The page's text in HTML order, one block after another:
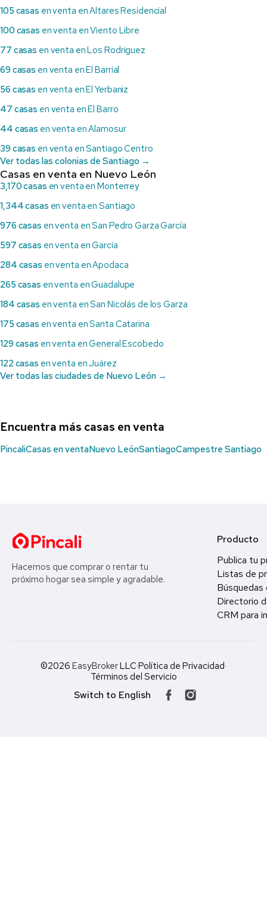
105 casas en venta en Altares Residencial
100 casas en venta en Viento Libre
77 casas en venta en Los Rodriguez
69 casas en venta en El Barrial
56 casas en venta en El Yerbaniz
47 casas en venta en El Barro
44 casas en venta en Alamosur
39 casas en venta en Santiago Centro
Ver todas las colonias de Santiago →
Casas en venta en Nuevo León
3,170 casas en venta en Monterrey
1,344 casas en venta en Santiago
976 casas en venta en San Pedro Garza García
597 casas en venta en García
284 casas en venta en Apodaca
265 casas en venta en Guadalupe
184 casas en venta en San Nicolás de los Garza
175 casas en venta en Santa Catarina
129 casas en venta en General Escobedo
122 casas en venta en Juárez
Ver todas las ciudades de Nuevo León →
Encuentra más casas en venta
PincaliCasas en ventaNuevo LeónSantiagoCampestre Santiago
Hacemos que comprar o rentar tu
próximo hogar sea simple y agradable.
Producto
Publica tu
Listas de
Búsquedas
Directorio
CRM para
©2026 EasyBrokerLLC·Política de Privacidad·
Términos del Servicio
Switch to English